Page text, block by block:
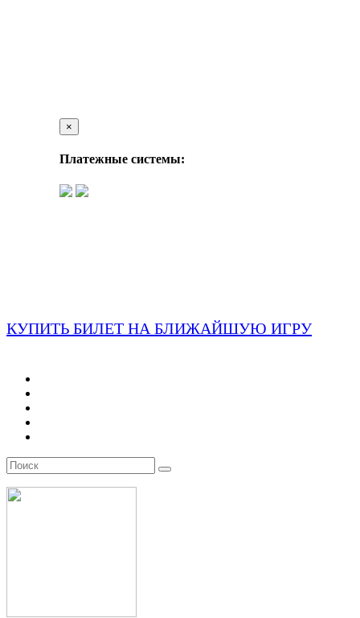
×
Платежные системы:
КУПИТЬ БИЛЕТ НА БЛИЖАЙШУЮ ИГРУ